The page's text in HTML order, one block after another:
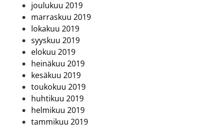
joulukuu 2019
marraskuu 2019
lokakuu 2019
syyskuu 2019
elokuu 2019
heinäkuu 2019
kesäkuu 2019
toukokuu 2019
huhtikuu 2019
helmikuu 2019
tammikuu 2019